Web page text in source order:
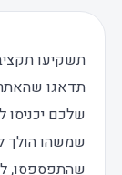
תשקיעו
תדאגו שהאתר
שלכם יכניסו
שמשהו הולך
שהתפספסו,